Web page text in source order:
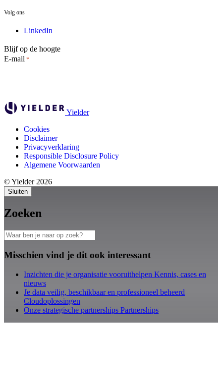
Volg ons
LinkedIn
Blijf op de hoogte
E-mail *
Yielder
Cookies
Disclaimer
Privacyverklaring
Responsible Disclosure Policy
Algemene Voorwaarden
© Yielder 2026
Sluiten
Zoeken
Misschien vind je dit ook interessant
Inzichten die je organisatie vooruithelpen Kennis, cases en
nieuws
Je data veilig, beschikbaar en professioneel beheerd
Cloudoplossingen
Onze strategische partnerships Partnerships